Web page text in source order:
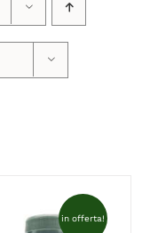
in offerta!